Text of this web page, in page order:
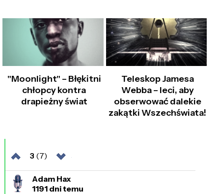
"Moonlight" – Błękitni
chłopcy kontra
drapieżny świat
Teleskop Jamesa
Webba – leci, aby
obserwować dalekie
zakątki Wszechświata!
3 (7)
Adam Hax
1191 dni temu